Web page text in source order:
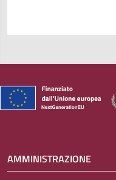
AMMINISTRAZIONE